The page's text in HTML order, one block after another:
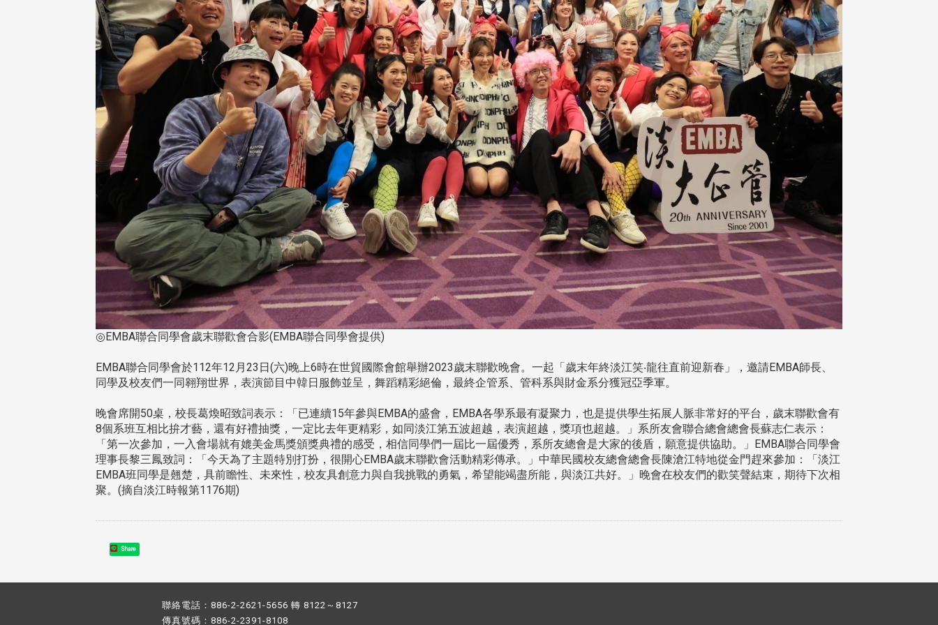
◎EMBA聯合同學會歲末聯歡會合影(EMBA聯合同學會提供)
EMBA聯合同學會於112年12月23日(六)晚上6時在世貿國際會館舉辦2023歲末聯歡晚會。一起「歲末年終淡江笑‧龍往直前迎新春」，邀請EMBA師長、
同學及校友們一同翱翔世界，表演節目中韓日服飾並呈，舞蹈精彩絕倫，最終企管系、管科系與財金系分獲冠亞季軍。
晚會席開50桌，校長葛煥昭致詞表示：「已連續15年參與EMBA的盛會，EMBA各學系最有凝聚力，也是提供學生拓展人脈非常好的平台，歲末聯歡會有
8個系班互相比拚才藝，還有好禮抽獎，一定比去年更精彩，如同淡江第五波超越，表演超越，獎項也超越。」系所友會聯合總會總會長蘇志仁表示：
「第一次參加，一入會場就有媲美金馬獎頒獎典禮的感受，相信同學們一屆比一屆優秀，系所友總會是大家的後盾，願意提供協助。」EMBA聯合同學會
理事長黎三鳳致詞：「今天為了主題特別打扮，很開心EMBA歲末聯歡會活動精彩傳承。」中華民國校友總會總會長陳滄江特地從金門趕來參加：「淡江
EMBA班同學是翹楚，具前瞻性、未來性，校友具創意力與自我挑戰的勇氣，希望能竭盡所能，與淡江共好。」晚會在校友們的歡笑聲結束，期待下次相
聚。(摘自淡江時報第1176期)
Share
聯絡電話：886-2-2621-5656 轉 8122～8127
傳真號碼：886-2-2391-8108